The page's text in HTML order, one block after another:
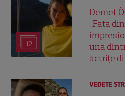
12
Demet
„Fata
una
actrițe
VEDETE